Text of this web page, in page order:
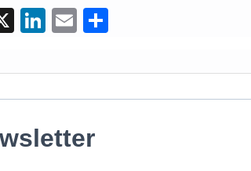
X LinkedIn
Email